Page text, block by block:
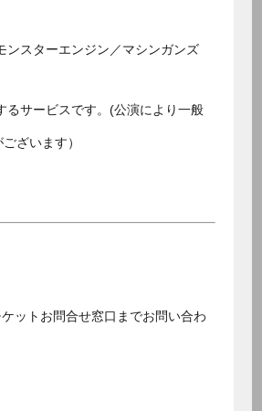
ンスターエンジン／マシンガンズ
るサービスです。(公演により一般
ざいます）
ットお問合せ窓口までお問い合わ